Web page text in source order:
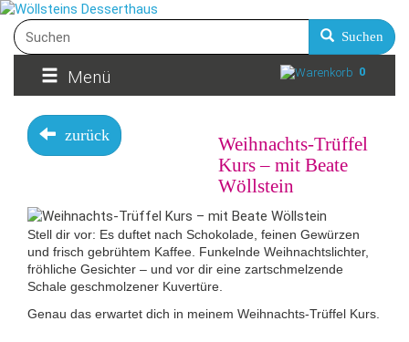
Suchen
Menü 0
zurück
Weihnachts-Trüffel
Kurs – mit Beate
Wöllstein
Stell dir vor: Es duftet nach Schokolade, feinen Gewürzen
und frisch gebrühtem Kaffee. Funkelnde Weihnachtslichter,
fröhliche Gesichter – und vor dir eine zartschmelzende
Schale geschmolzener Kuvertüre.
Genau das erwartet dich in meinem Weihnachts-Trüffel Kurs.